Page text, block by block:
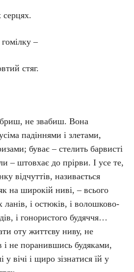
серцях.
–
стяг.
не звабиш. Вона
падіннями і злетами,
буває – стелить барвисті
– штовхає до прірви. І усе те,
відчуттів, називається
на широкій ниві, – всього
і остюків, і волошково-
і гонористого будяччя…
оту життєву ниву, не
і не поранившись будяками,
у вічі і щиро зізнатися їй у